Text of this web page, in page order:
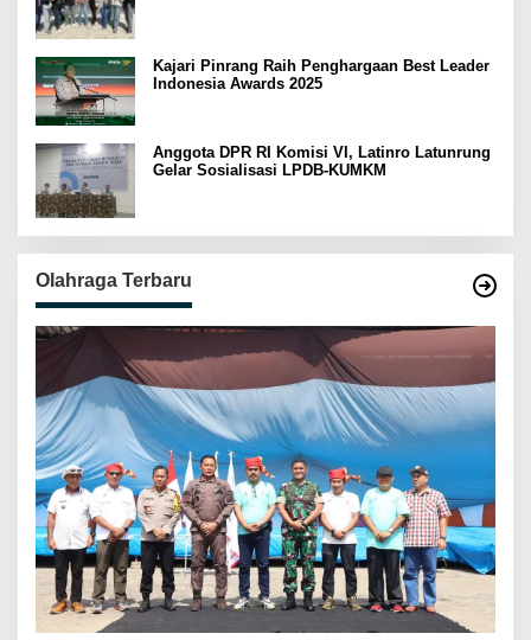
Kajari Pinrang Raih Penghargaan Best Leader
Indonesia Awards 2025
Anggota DPR RI Komisi VI, Latinro Latunrung
Gelar Sosialisasi LPDB-KUMKM
Olahraga Terbaru